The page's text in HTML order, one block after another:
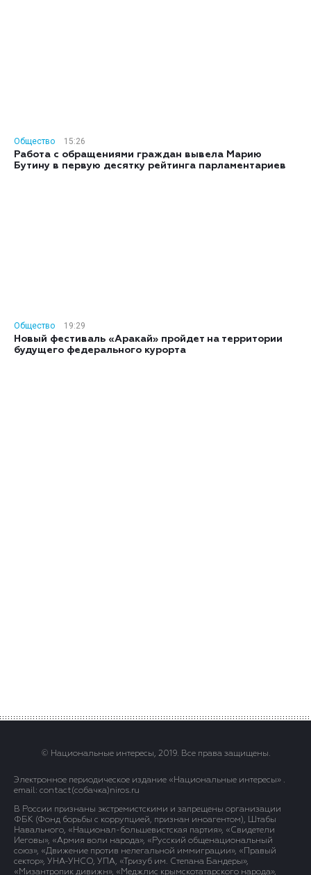
Общество
15:26
Работа с обращениями граждан вывела Марию
Бутину в первую десятку рейтинга парламентариев
Общество
19:29
Новый фестиваль «Аракай» пройдет на территории
будущего федерального курорта
© Национальные интересы, 2019. Все права защищены.
Электронное периодическое издание «Национальные интересы» .
email: contact(сoбaчка)niros.ru
В России признаны экстремистскими и запрещены организации
ФБК (Фонд борьбы с коррупцией, признан иноагентом), Штабы
Навального, «Национал-большевистская партия», «Свидетели
Иеговы», «Армия воли народа», «Русский общенациональный
союз», «Движение против нелегальной иммиграции», «Правый
сектор», УНА-УНСО, УПА, «Тризуб им. Степана Бандеры»,
«Мизантропик дивижн», «Меджлис крымскотатарского народа»,